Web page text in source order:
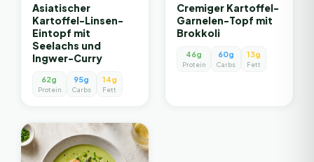
Asiatischer
Kartoffel-Linsen-
Eintopf mit
Seelachs und
Ingwer-Curry
62g
Protein
95g
Carbs
14g
Fett
Cremiger Kartoffel-
Garnelen-Topf mit
Brokkoli
46g
Protein
60g
Carbs
13g
Fett